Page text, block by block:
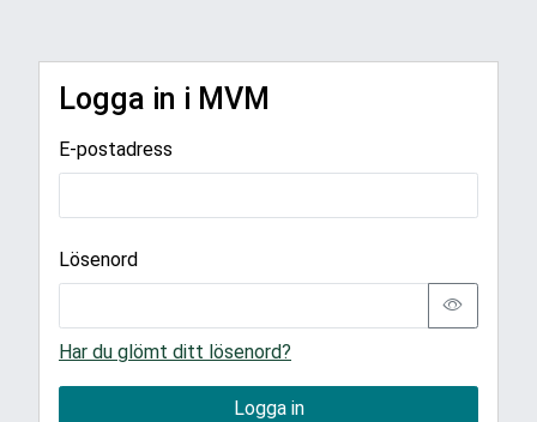
Logga in i MVM
E-postadress
Lösenord
Har du glömt ditt lösenord?
Logga in